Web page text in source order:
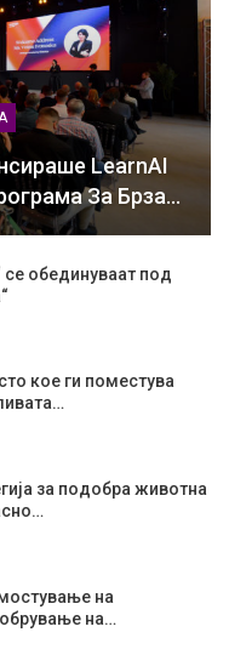
LearnAI
За Брза…
се обединуваат под
кое ги поместува
за подобра животна
на
на…